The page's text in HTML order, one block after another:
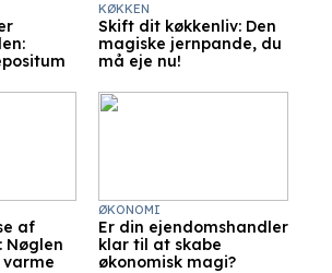
Skift dit køkkenliv: Den
magiske jernpande, du
må eje nu!
KØKKEN
af
Nøglen
Er din ejendomshandler
klar til at skabe
økonomisk magi?
ØKONOMI